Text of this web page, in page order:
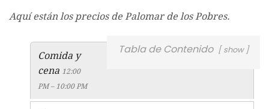
Aquí están los precios de Palomar de los Pobres.
Tabla de Contenido show
Comida y
cena 12:00
PM – 10:00 PM